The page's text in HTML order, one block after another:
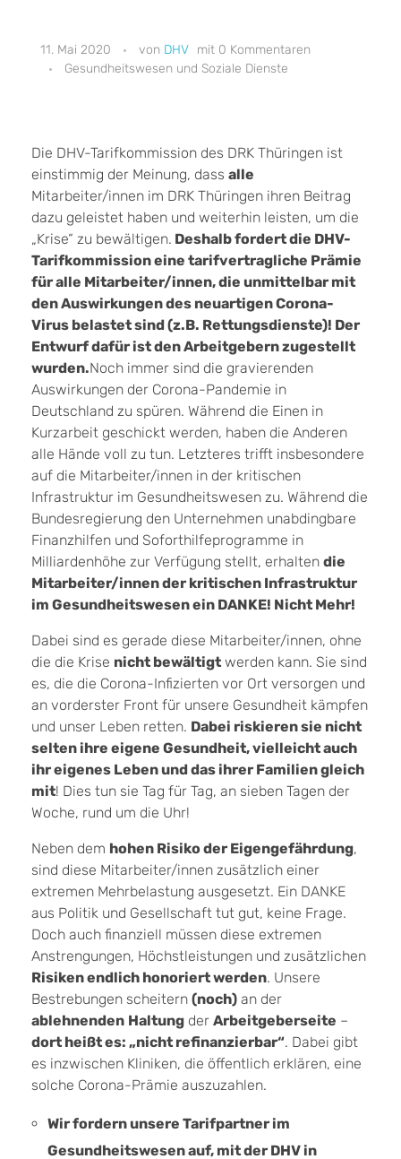
11. Mai 2020 DHV
0 Kommentaren
Gesundheitswesen und Soziale Dienste
Die DHV-Tarifkommission des DRK Thüringen ist
einstimmig der Meinung, dass alle
Mitarbeiter/innen im DRK Thüringen ihren Beitrag
dazu geleistet haben und weiterhin leisten, um die
„Krise“ zu bewältigen. Deshalb fordert die DHV-
Tarifkommission eine tarifvertragliche Prämie
für alle Mitarbeiter/innen, die unmittelbar mit
den Auswirkungen des neuartigen Corona-
Virus belastet sind (z.B. Rettungsdienste)! Der
Entwurf dafür ist den Arbeitgebern zugestellt
wurden.Noch immer sind die gravierenden
Auswirkungen der Corona-Pandemie in
Deutschland zu spüren. Während die Einen in
Kurzarbeit geschickt werden, haben die Anderen
alle Hände voll zu tun. Letzteres trifft insbesondere
auf die Mitarbeiter/innen in der kritischen
Infrastruktur im Gesundheitswesen zu. Während die
Bundesregierung den Unternehmen unabdingbare
Finanzhilfen und Soforthilfeprogramme in
Milliardenhöhe zur Verfügung stellt, erhalten die
Mitarbeiter/innen der kritischen Infrastruktur
im Gesundheitswesen ein DANKE! Nicht Mehr!
Dabei sind es gerade diese Mitarbeiter/innen, ohne
die die Krise nicht bewältigt werden kann. Sie sind
es, die die Corona-Infizierten vor Ort versorgen und
an vorderster Front für unsere Gesundheit kämpfen
und unser Leben retten. Dabei riskieren sie nicht
selten ihre eigene Gesundheit, vielleicht auch
ihr eigenes Leben und das ihrer Familien gleich
mit! Dies tun sie Tag für Tag, an sieben Tagen der
Woche, rund um die Uhr!
Neben dem hohen Risiko der Eigengefährdung,
sind diese Mitarbeiter/innen zusätzlich einer
extremen Mehrbelastung ausgesetzt. Ein DANKE
aus Politik und Gesellschaft tut gut, keine Frage.
Doch auch finanziell müssen diese extremen
Anstrengungen, Höchstleistungen und zusätzlichen
Risiken endlich honoriert werden. Unsere
Bestrebungen scheitern (noch) an der
ablehnenden Haltung der Arbeitgeberseite –
dort heißt es: „nicht refinanzierbar“. Dabei gibt
es inzwischen Kliniken, die öffentlich erklären, eine
solche Corona-Prämie auszuzahlen.
Wir fordern unsere Tarifpartner im
Gesundheitswesen auf, mit der DHV in